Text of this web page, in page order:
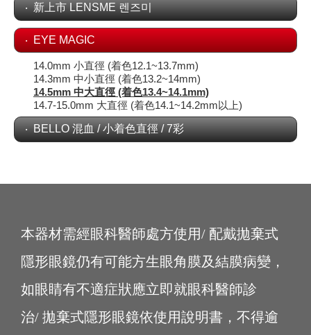
新上市 LENSME 렌즈미
EYE MAGIC
14.0mm 小直徑 (着色12.1~13.7mm)
14.3mm 中小直徑 (着色13.2~14mm)
14.5mm 中大直徑 (着色13.4~14.1mm)
14.7-15.0mm 大直徑 (着色14.1~14.2mm以上)
BELLO 混血 / 小着色直徑 / 7彩
本器材需經眼科醫師處方使用/ 配戴拋棄式
隱形眼鏡仍有可能方生眼角膜及結膜病變，
如眼睛有不適症狀應立即就眼科醫師診
治/ 拋棄式隱形眼鏡依使用說明書，不得逾